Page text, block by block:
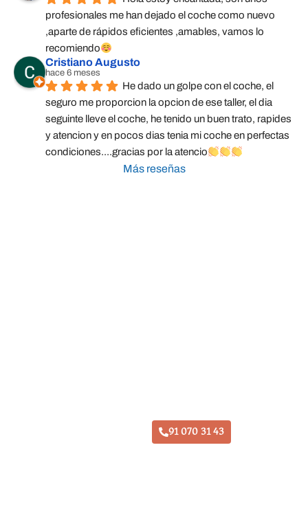
profesionales me han dejado el coche como nuevo
,aparte de rápidos eficientes ,amables, vamos lo
recomiendo
Cristiano Augusto
hace 6 meses
He dado un golpe con el coche, el
seguro me proporcion la opcion de ese taller, el dia
seguinte lleve el coche, he tenido un buen trato, rapides
y atencion y en pocos dias tenia mi coche en perfectas
condiciones....gracias por la atencio
Más reseñas
91 070 31 43